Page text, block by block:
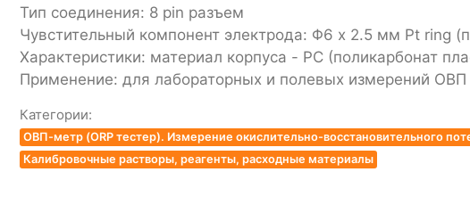
Тип соединения: 8 pin разъем
Чувстительный компонент электрода: Φ6 x 2.5 мм Pt ring
Характеристики: материал корпуса - PC (поликарбонат
Применение: для лабораторных и полевых измерений ОВП
Категории:
ОВП-метр (ORP тестер). Измерение окислительно-восстановительного
Калибровочные растворы, реагенты, расходные материалы